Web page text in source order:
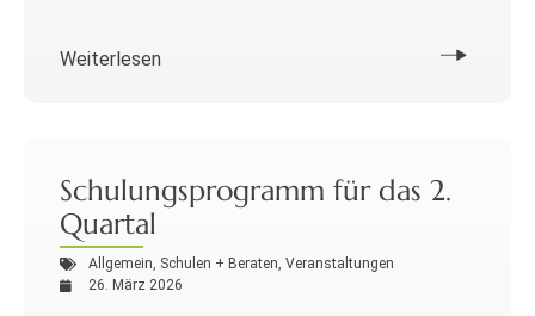
Weiterlesen
Schulungsprogramm für das 2.
Quartal
Allgemein, Schulen + Beraten, Veranstaltungen
26. März 2026